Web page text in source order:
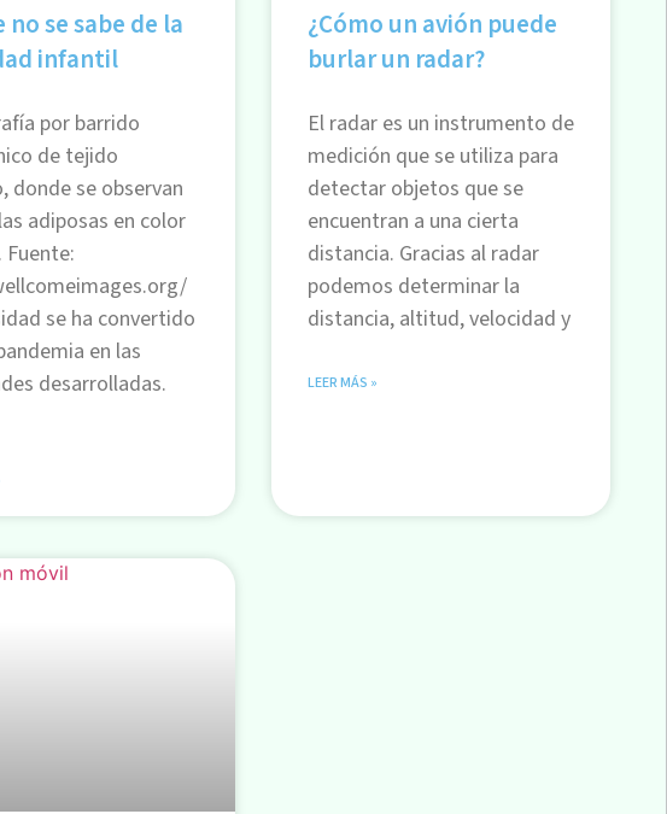
no se sabe de la
infantil
por barrido
de tejido
donde se observan
adiposas en color
Fuente:
se ha convertido
en las
desarrolladas.
¿Cómo un avión puede
burlar un radar?
El radar es un instrumento de
medición que se utiliza para
detectar objetos que se
encuentran a una cierta
distancia. Gracias al radar
podemos determinar la
distancia, altitud, velocidad y
LEER MÁS »